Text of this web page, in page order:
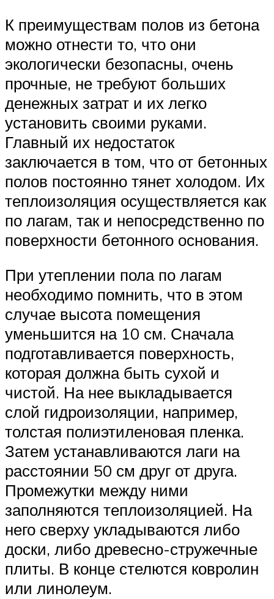
К преимуществам полов из бетона
можно отнести то, что они
экологически безопасны, очень
прочные, не требуют больших
денежных затрат и их легко
установить своими руками.
Главный их недостаток
заключается в том, что от бетонных
полов постоянно тянет холодом. Их
теплоизоляция осуществляется как
по лагам, так и непосредственно по
поверхности бетонного основания.
При утеплении пола по лагам
необходимо помнить, что в этом
случае высота помещения
уменьшится на 10 см. Сначала
подготавливается поверхность,
которая должна быть сухой и
чистой. На нее выкладывается
слой гидроизоляции, например,
толстая полиэтиленовая пленка.
Затем устанавливаются лаги на
расстоянии 50 см друг от друга.
Промежутки между ними
заполняются теплоизоляцией. На
него сверху укладываются либо
доски, либо древесно-стружечные
плиты. В конце стелются ковролин
или линолеум.